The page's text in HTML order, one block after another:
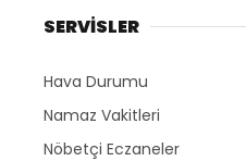
SERVİSLER
Hava Durumu
Namaz Vakitleri
Nöbetçi Eczaneler